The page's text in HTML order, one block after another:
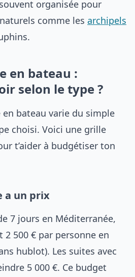
organisée pour
comme les archipels
en bateau :
selon le type ?
en bateau varie du simple
choisi. Voici une grille
t’aider à budgétiser ton
a un prix
7 jours en Méditerranée,
2 500 € par personne en
hublot). Les suites avec
5 000 €. Ce budget